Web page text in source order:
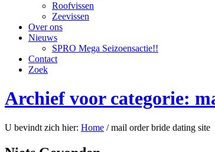
Roofvissen
Zeevissen
Over ons
Nieuws
SPRO Mega Seizoensactie!!
Contact
Zoek
Archief voor categorie:
U bevindt zich hier: Home / mail order bride dating site